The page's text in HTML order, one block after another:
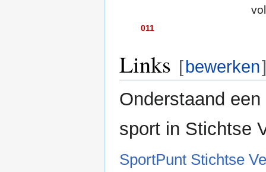
011
Links [ bewerken
Onderstaand
sport in Stichtse
SportPunt Stichtse